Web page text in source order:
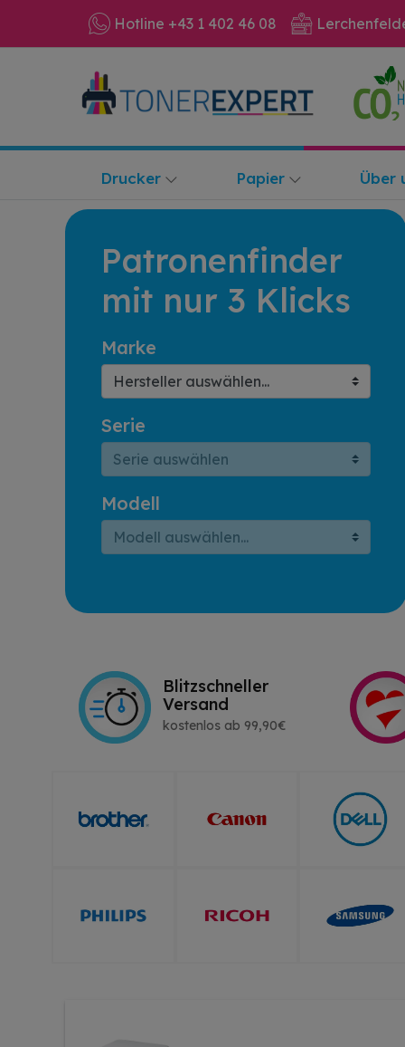
Hotline +43 1 402 46 08
Drucker Papier Über
Patronenfinder
mit nur 3 Klicks
Marke
Serie
Modell
Blitzschneller
Versand
kostenlos ab 99,90€